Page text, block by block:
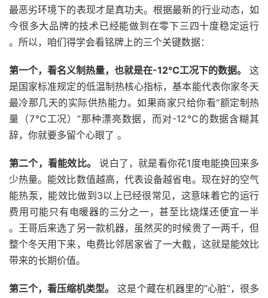
最恶劣环境下的表现才是真功夫。根据最新的行业动态，如
今很多大品牌的技术已经能做到在零下三四十度稳定运行
。所以，咱们得学会看铭牌上的三个关键数据：
第一个，看名义制热量，也就是在-12℃工况下的数据。
这
是国家标准规定的低温制热核心指标，基本能代表你家冬天
最冷那几天的实际供热能力。如果商家只给你看“额定制热
量（7℃工况）”那种漂亮数据，而对-12℃的数据含糊其
辞，你就要多留个心眼了 。
第二个，看能效比。
说白了，就是看你花1度电能换回来多
少热量。能效比数值越高，代表设备越省电。现在好的空气
能热泵，能效比做到3以上已经很常见，这意味着它的运行
费用可能只有电暖器的三分之一，甚至比烧煤还便宜一半
。王哥后来选了另一款机器，虽然买的时候贵了一两千，但
整个冬天用下来，电费比邻居家省了一大截，这就是能效比
带来的长期价值。
第三个，看压缩机类型。
这是个藏在机器里的“心脏”，很多